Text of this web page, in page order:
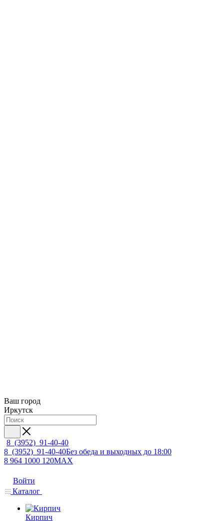
Ваш город
Иркутск
8 (3952) 91-40-40
8 (3952) 91-40-40Без обеда и выходных до 18:00
8 964 1000 120MAX
Войти
Каталог
Кирпич